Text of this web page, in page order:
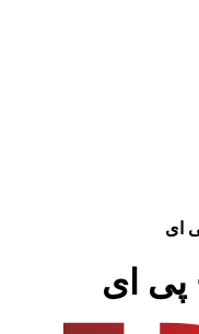
ای
پی ای